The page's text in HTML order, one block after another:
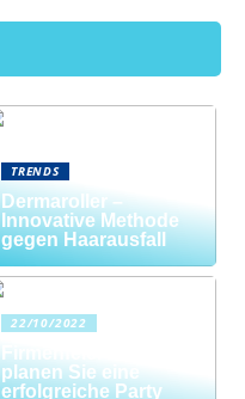
TRENDS
Dermaroller –
Innovative Methode
gegen Haarausfall
22/10/2022
Firmenfeier? So
planen Sie eine
erfolgreiche Party